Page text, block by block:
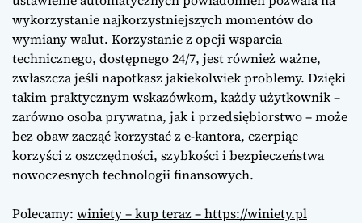
wykorzystanie najkorzystniejszych momentów do
wymiany walut. Korzystanie z opcji wsparcia
technicznego, dostępnego 24/7, jest również ważne,
zwłaszcza jeśli napotkasz jakiekolwiek problemy. Dzięki
takim praktycznym wskazówkom, każdy użytkownik –
zarówno osoba prywatna, jak i przedsiębiorstwo – może
bez obaw zacząć korzystać z e-kantora, czerpiąc
korzyści z oszczędności, szybkości i bezpieczeństwa
nowoczesnych technologii finansowych.
Polecamy: winiety – kup teraz – https://winiety.pl